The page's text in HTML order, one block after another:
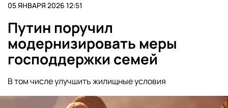
05 ЯНВАРЯ 2026 12:51
Путин поручил
модернизировать меры
господдержки семей
В том числе улучшить жилищные условия